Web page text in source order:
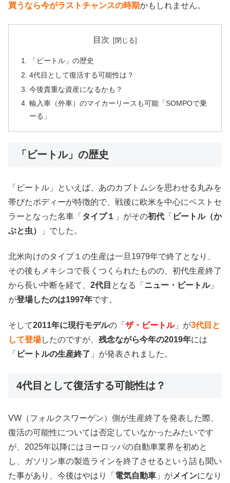
買うなら今がラストチャンスの時期かもしれません。
目次
「ビートル」の歴史
4代目として復活する可能性は？
今後貴重な資産になるかも？
輸入車（外車）のマイカーリースも可能「SOMPOで乗
ーる」
「ビートル」の歴史
「ビートル」といえば、あのカブトムシを思わせる丸みを
帯びたボディーが特徴的で、戦後に欧米を中心にベストセ
ラーとなった名車「 タイプ１ 」がその初代 「 ビートル（か
ぶと虫）
」でした。
北米向けのタイプ１の生産は一旦1979年で終了となり、
その後もメキシコで長くつくられたものの、初代生産終了
から長い中断を経て、 2代目 となる「 ニュー・ビートル」
が登場したのは1997年です。
そして2011年に現行モデルの「 ザ・ビートル」が3代目と
して登場したのですが、 残念ながら今年の2019年には
「 ビートルの生産終了 」が発表されました。
4代目として復活する可能性は？
VW（フォルクスワーゲン）側が生産終了を発表した際、
復活の可能性については否定していなかったみたいです
が、2025年以降にはヨーロッパの自動車業界を初めと
し、ガソリン車の製造ラインを終了させるという話も聞い
た事があり、今後はやはり「 電気自動車 」がメインになり